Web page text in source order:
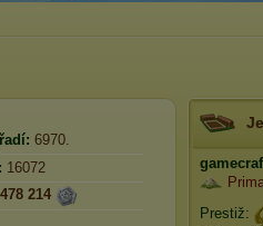
6970.
16072
214
Prestiž: